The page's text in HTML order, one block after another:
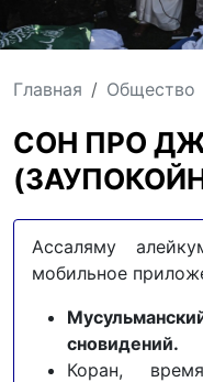
Главная Общество
СОН ПРО
Ассаляму
мобильное
сновидений.
Коран,